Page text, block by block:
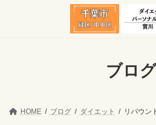
ブログ
HOME ブログ ダイエット リバウン